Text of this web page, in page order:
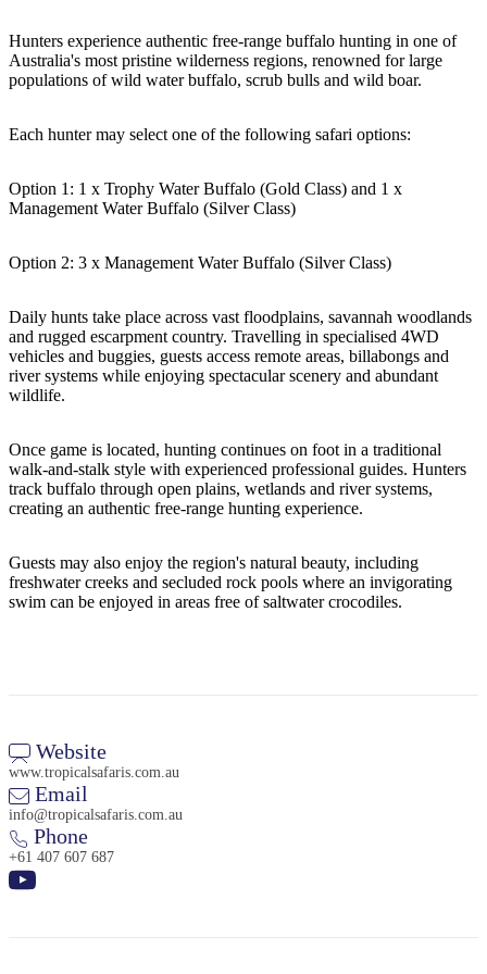
Rechercher:
Sign
up
Hunters experience authentic free-range buffalo hunting in one of
Australia's most pristine wilderness regions, renowned for large
populations of wild water buffalo, scrub bulls and wild boar.
Each hunter may select one of the following safari options:
Option 1: 1 x Trophy Water Buffalo (Gold Class) and 1 x
Management Water Buffalo (Silver Class)
Option 2: 3 x Management Water Buffalo (Silver Class)
Daily hunts take place across vast floodplains, savannah woodlands
and rugged escarpment country. Travelling in specialised 4WD
vehicles and buggies, guests access remote areas, billabongs and
river systems while enjoying spectacular scenery and abundant
wildlife.
Once game is located, hunting continues on foot in a traditional
walk-and-stalk style with experienced professional guides. Hunters
track buffalo through open plains, wetlands and river systems,
creating an authentic free-range hunting experience.
Guests may also enjoy the region's natural beauty, including
freshwater creeks and secluded rock pools where an invigorating
swim can be enjoyed in areas free of saltwater crocodiles.
Website
www.tropicalsafaris.com.au
Email
info@tropicalsafaris.com.au
Phone
+61 407 607 687